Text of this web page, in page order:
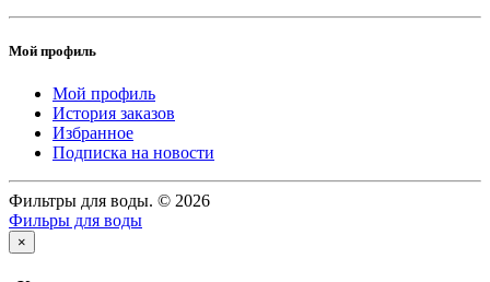
Мой профиль
Мой профиль
История заказов
Избранное
Подписка на новости
Фильтры для воды. © 2026
Фильры для воды
×